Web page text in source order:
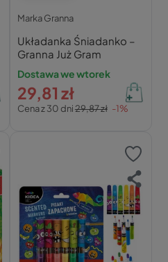
Marka Granna
Układanka Śniadanko –
Granna Już Gram
Dostawa we wtorek
Cena z 30 dni29,87 zł -1%
29,81 zł